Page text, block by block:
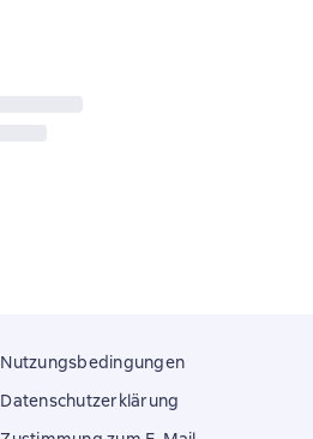
Nutzungsbedingungen
Datenschutzerklärung